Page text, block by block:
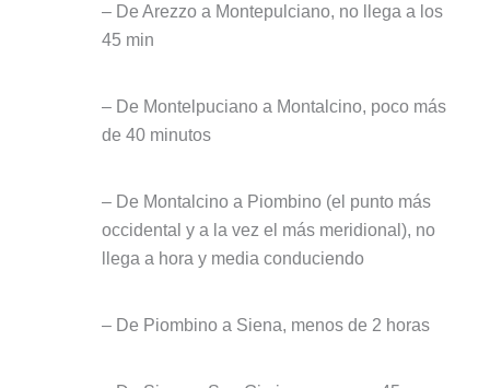
– De Arezzo a Montepulciano, no llega a los
45 min
– De Montelpuciano a Montalcino, poco más
de 40 minutos
– De Montalcino a Piombino (el punto más
occidental y a la vez el más meridional), no
llega a hora y media conduciendo
– De Piombino a Siena, menos de 2 horas